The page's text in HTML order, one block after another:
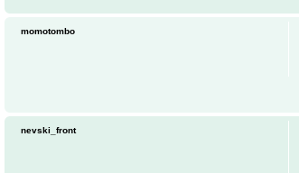
momotombo
nevski_front